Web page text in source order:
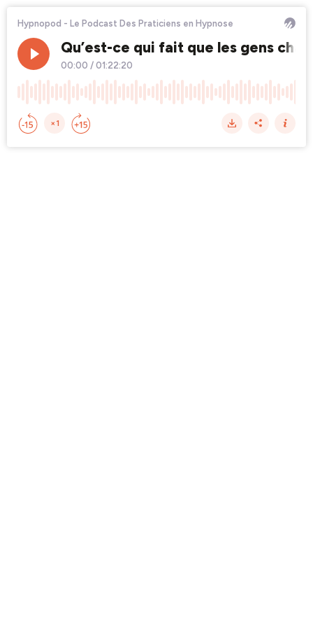
Hypnopod - Le Podcast Des Praticiens en Hypnose
Qu’est-ce qui fait que les gens
00:00 / 01:22:20
×1